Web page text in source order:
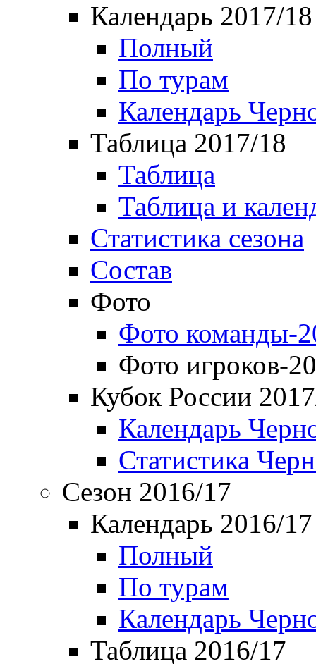
Календарь 2017/18
Полный
По турам
Календарь
Таблица 2017/18
Таблица
Таблица и
Статистика сезона
Состав
Фото
Фото команды-
Фото игроков-
Кубок России
Календарь
Статистика
Сезон 2016/17
Календарь 2016/17
Полный
По турам
Календарь
Таблица 2016/17